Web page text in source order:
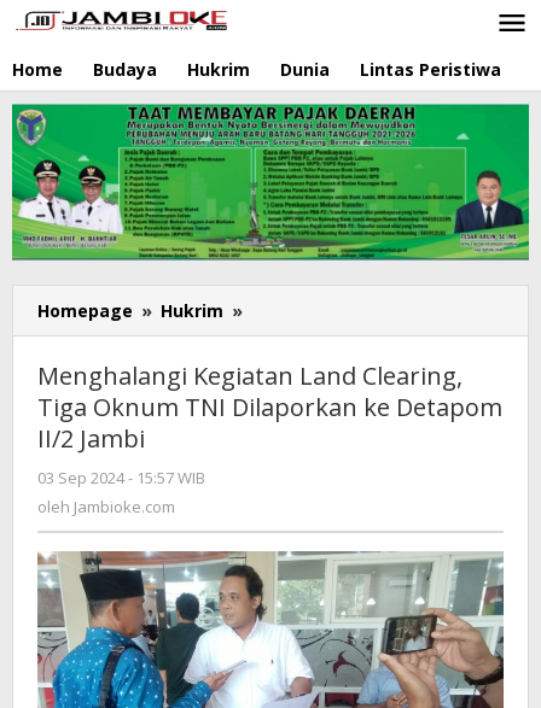
Lewati
ke
konten
Home Budaya Hukrim Dunia Lintas Peristiwa
Homepage » Hukrim »
Kegiatan
Clearing,
Tiga
Detapom
II/2
Jambi
Menghalangi Kegiatan Land Clearing,
Tiga Oknum TNI Dilaporkan ke Detapom
II/2 Jambi
03 Sep 2024 - 15:57 WIB
oleh Jambioke.com